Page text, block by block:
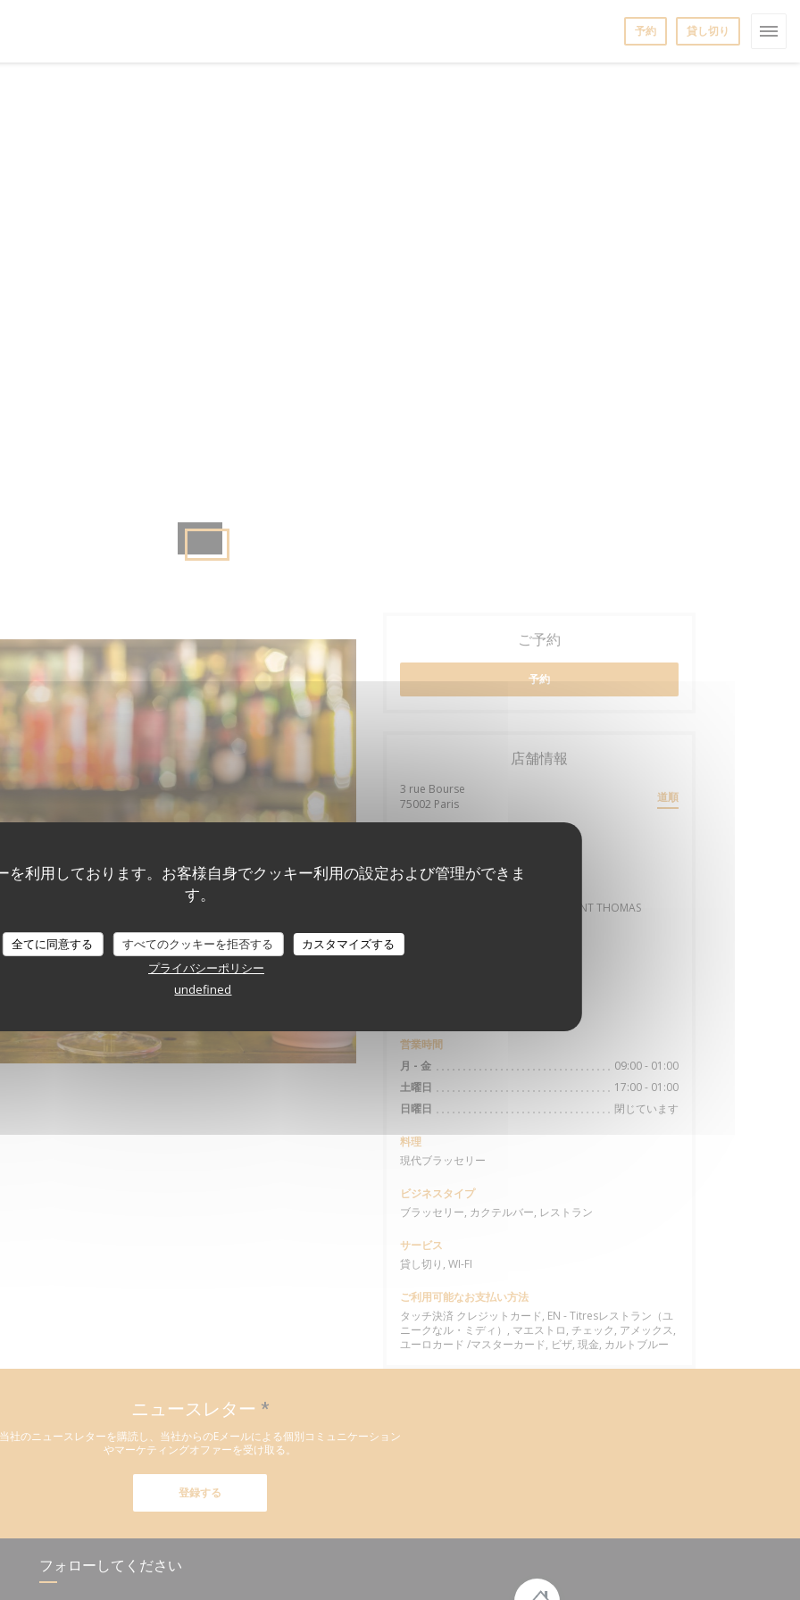
を利用しております。お客様自身でクッキー利用の設定および管理ができま
す。
全てに同意する すべてのクッキーを拒否する
カスタマイズする
プライバシーポリシー
undefined
予約 貸し切り
ご予約
予約
店舗情報
3 rue Bourse
75002 Paris((新しいウィンドウで開きます)) 道順
Station n° 2009 1 RUE DES FILLES SAINT THOMAS
バス
richelieu-Drouot / 4 septembre
営業時間
月 - 金
09:00 - 01:00
土曜日
17:00 - 01:00
日曜日
閉じています
料理
現代ブラッセリー
ビジネスタイプ
ブラッセリー, カクテルバー, レストラン
サービス
貸し切り, WI-FI
ご利用可能なお支払い方法
タッチ決済 クレジットカード, EN - Titresレストラン（ユ
ニークなル・ミディ）, マエストロ, チェック, アメックス,
ユーロカード /マスターカード, ビザ, 現金, カルトブルー
ニュースレター *
当社のニュースレターを購読し、当社からのEメールによる個別コミュニケーション
やマーケティングオファーを受け取る。
登録する
フォローしてください